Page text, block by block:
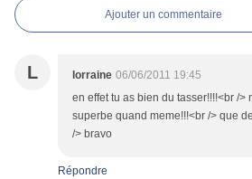
Ajouter un commentaire
L lorraine 06/06/2011 19:45
en effet tu as bien du tasser!!!!<br />
superbe quand meme!!!<br /> que
/> bravo
Répondre